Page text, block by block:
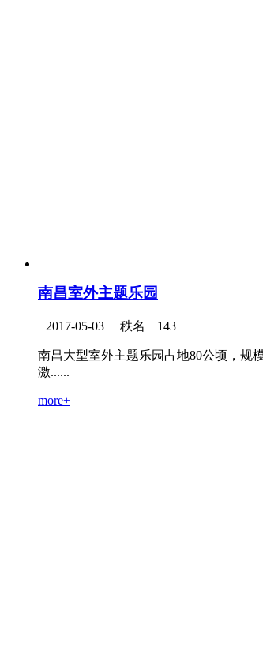
南昌室外主题乐园
2017-05-03 秩名 143
南昌大型室外主题乐园占地80公顷，规
激......
more+